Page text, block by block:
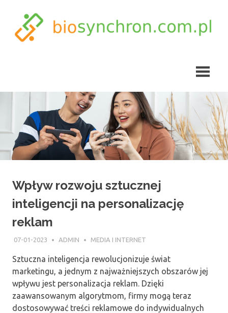
content
Wpływ rozwoju sztucznej
inteligencji na personalizację
reklam
07-01-2023 ADMIN MEDIA I INTERNET
Sztuczna inteligencja rewolucjonizuje świat
marketingu, a jednym z najważniejszych obszarów jej
wpływu jest personalizacja reklam. Dzięki
zaawansowanym algorytmom, firmy mogą teraz
dostosowywać treści reklamowe do indywidualnych